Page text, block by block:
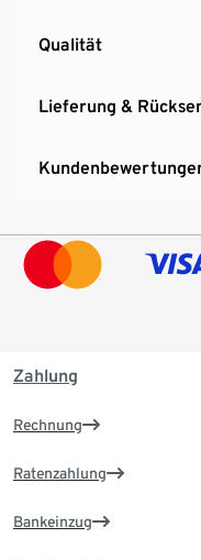
Qualität
Lieferung &
Zahlung
Rechnung
Ratenzahlung
Bankeinzug